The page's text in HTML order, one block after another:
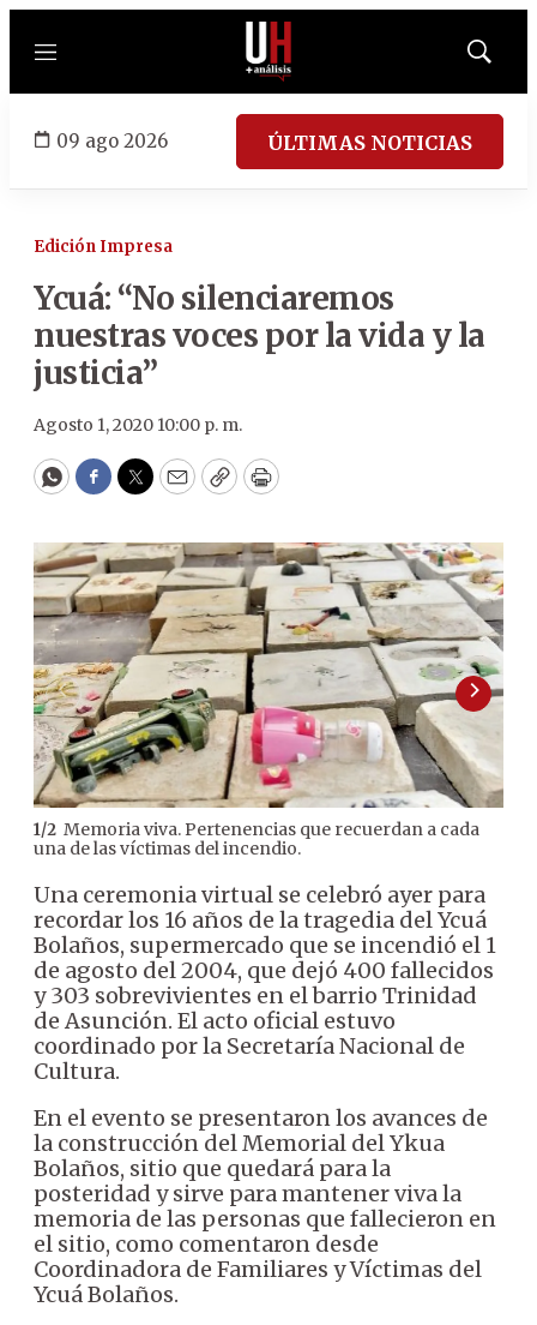
Menú
Mostrar
09 ago 2026 ÚLTIMAS NOTICIAS
Edición Impresa
Ycuá: “No silenciaremos
nuestras voces por la vida y la
justicia”
Agosto 1, 2020 10:00 p. m.
WhatsApp
Facebook
Twitter
EmailCopyPrint
1/2 Memoria viva. Pertenencias que recuerdan a cada
una de las víctimas del incendio.
Una ceremonia virtual se celebró ayer para
recordar los 16 años de la tragedia del Ycuá
Bolaños, supermercado que se incendió el 1
de agosto del 2004, que dejó 400 fallecidos
y 303 sobrevivientes en el barrio Trinidad
de Asunción. El acto oficial estuvo
coordinado por la Secretaría Nacional de
Cultura.
En el evento se presentaron los avances de
la construcción del Memorial del Ykua
Bolaños, sitio que quedará para la
posteridad y sirve para mantener viva la
memoria de las personas que fallecieron en
el sitio, como comentaron desde
Coordinadora de Familiares y Víctimas del
Ycuá Bolaños.